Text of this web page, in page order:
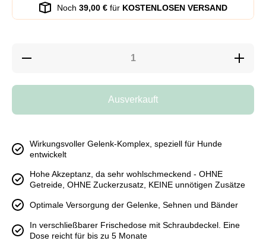
Noch 39,00 €für KOSTENLOSEN VERSAND
Verringere
Erhöhe
die
Hunde
Ausverkauft
Wirkungsvoller Gelenk-Komplex, speziell für Hunde
entwickelt
Hohe Akzeptanz, da sehr wohlschmeckend - OHNE
Getreide, OHNE Zuckerzusatz, KEINE unnötigen Zusätze
Optimale Versorgung der Gelenke, Sehnen und Bänder
In verschließbarer Frischedose mit Schraubdeckel. Eine
Dose reicht für bis zu 5 Monate